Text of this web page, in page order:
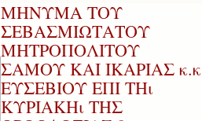
ΜΗΝΥΜΑ ΤΟΥ
ΣΕΒΑΣΜΙΩΤΑΤΟΥ
ΜΗΤΡΟΠΟΛΙΤΟΥ
ΣΑΜΟΥ ΚΑΙ ΙΚΑΡΙΑΣ κ.κ
ΕΥΣΕΒΙΟΥ ΕΠΙ ΤΗι
ΚΥΡΙΑΚΗι ΤΗΣ